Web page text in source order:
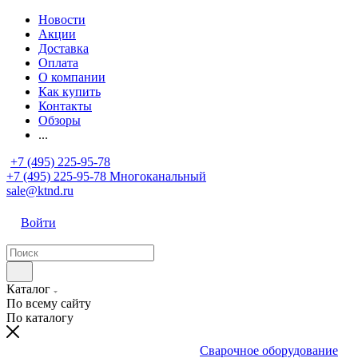
Новости
Акции
Доставка
Оплата
О компании
Как купить
Контакты
Обзоры
...
+7 (495) 225-95-78
+7 (495) 225-95-78 Многоканальный
sale@ktnd.ru
Войти
Каталог
По всему сайту
По каталогу
Сварочное оборудование